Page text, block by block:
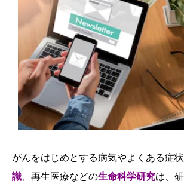
がんをはじめとする病気やよくある症
識 、再生医療などの生命科学研究は、